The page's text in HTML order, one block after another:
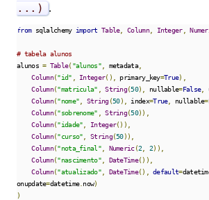
...) .
from sqlalchemy import Table, Column, Integer,
# tabela alunos
alunos = Table("alunos", metadata,
Column("id" Integer(), primary_key=True),
Column("matricula" String(50), nullable=False,
Column("nome" String(50), index=True, nullable=
Column("sobrenome" String(50)),
Column("idade" Integer()),
Column("curso" String(50)),
Column("nota_final", Numeric(2 2)),
Column("nascimento", DateTime()),
Column("atualizado", DateTime(), default=
onupdate=datetime. now)
)